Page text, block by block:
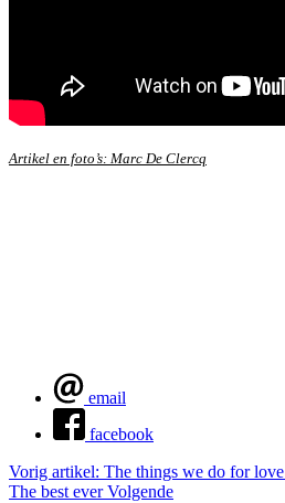
Artikel en foto’s: Marc De Clercq
email
facebook
Vorig artikel: The things we do for love
The best everVolgende